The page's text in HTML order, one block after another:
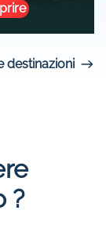
destinazioni
?